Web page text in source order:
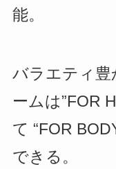
能。
バラエティ豊
ームは”FOR
て “FOR
できる。